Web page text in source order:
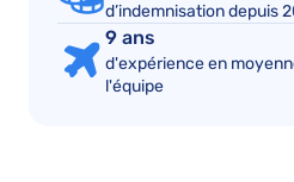
d’indemnisation depuis
9 ans
d'expérience en
l'équipe